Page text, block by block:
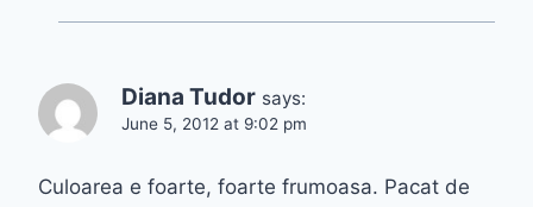
Diana Tudor says:
June 5, 2012 at 9:02 pm
Culoarea e foarte, foarte frumoasa. Pacat de